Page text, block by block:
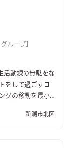
ループ】
活動線の無駄をな
をして過ごすコ
グの移動を最小
ず掛けるだけの
ィア盛りだくさ
新潟市北区